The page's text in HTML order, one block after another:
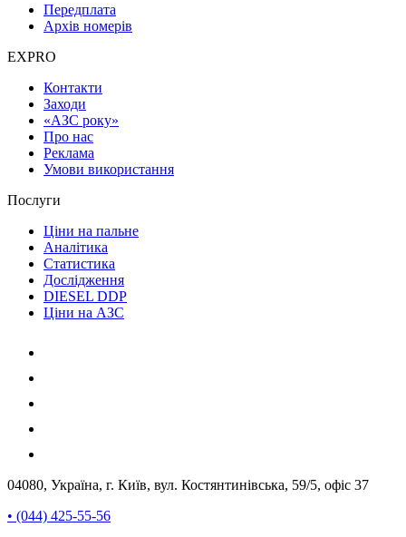
Передплата
Архів номерів
EXPRO
Контакти
Заходи
«АЗС року»
Про нас
Реклама
Умови використання
Послуги
Ціни на пальне
Аналітика
Статистика
Дослідження
DIESEL DDP
Ціни на АЗС
04080, Україна, г. Київ, вул. Костянтинівська, 59/5, офіс 37
• (044) 425-55-56